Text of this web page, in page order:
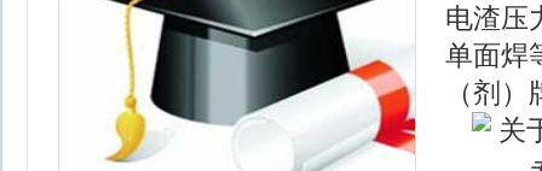
电渣压
单面焊
（剂